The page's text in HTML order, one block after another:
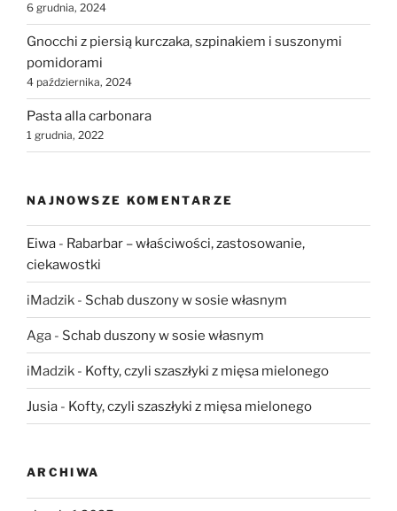
6 grudnia, 2024
Gnocchi z piersią kurczaka, szpinakiem i suszonymi
pomidorami
4 października, 2024
Pasta alla carbonara
1 grudnia, 2022
NAJNOWSZE KOMENTARZE
Eiwa - Rabarbar – właściwości, zastosowanie,
ciekawostki
iMadzik - Schab duszony w sosie własnym
Aga - Schab duszony w sosie własnym
iMadzik - Kofty, czyli szaszłyki z mięsa mielonego
Jusia - Kofty, czyli szaszłyki z mięsa mielonego
ARCHIWA